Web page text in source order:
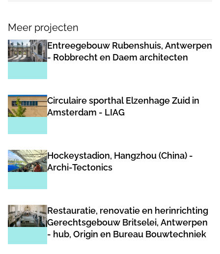
Meer projecten
Entreegebouw Rubenshuis, Antwerpen
- Robbrecht en Daem architecten
Circulaire sporthal Elzenhage Zuid in
Amsterdam - LIAG
Hockeystadion, Hangzhou (China) -
Archi-Tectonics
Restauratie, renovatie en herinrichting
Gerechtsgebouw Britselei, Antwerpen
- hub, Origin en Bureau Bouwtechniek